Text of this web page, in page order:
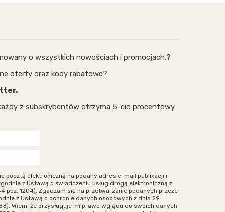
o wszystkich nowościach i promocjach.?
oferty oraz kody rabatowe?
z subskrybentów otrzyma 5-cio procentowy
pocztą elektroniczną na podany adres e-mail publikacji i
z Ustawą o świadczeniu usług drogą elektroniczną z
poz. 1204). Zgadzam się na przetwarzanie podanych przeze
z Ustawą o ochronie danych osobowych z dnia 29
Wiem, że przysługuje mi prawo wglądu do swoich danych